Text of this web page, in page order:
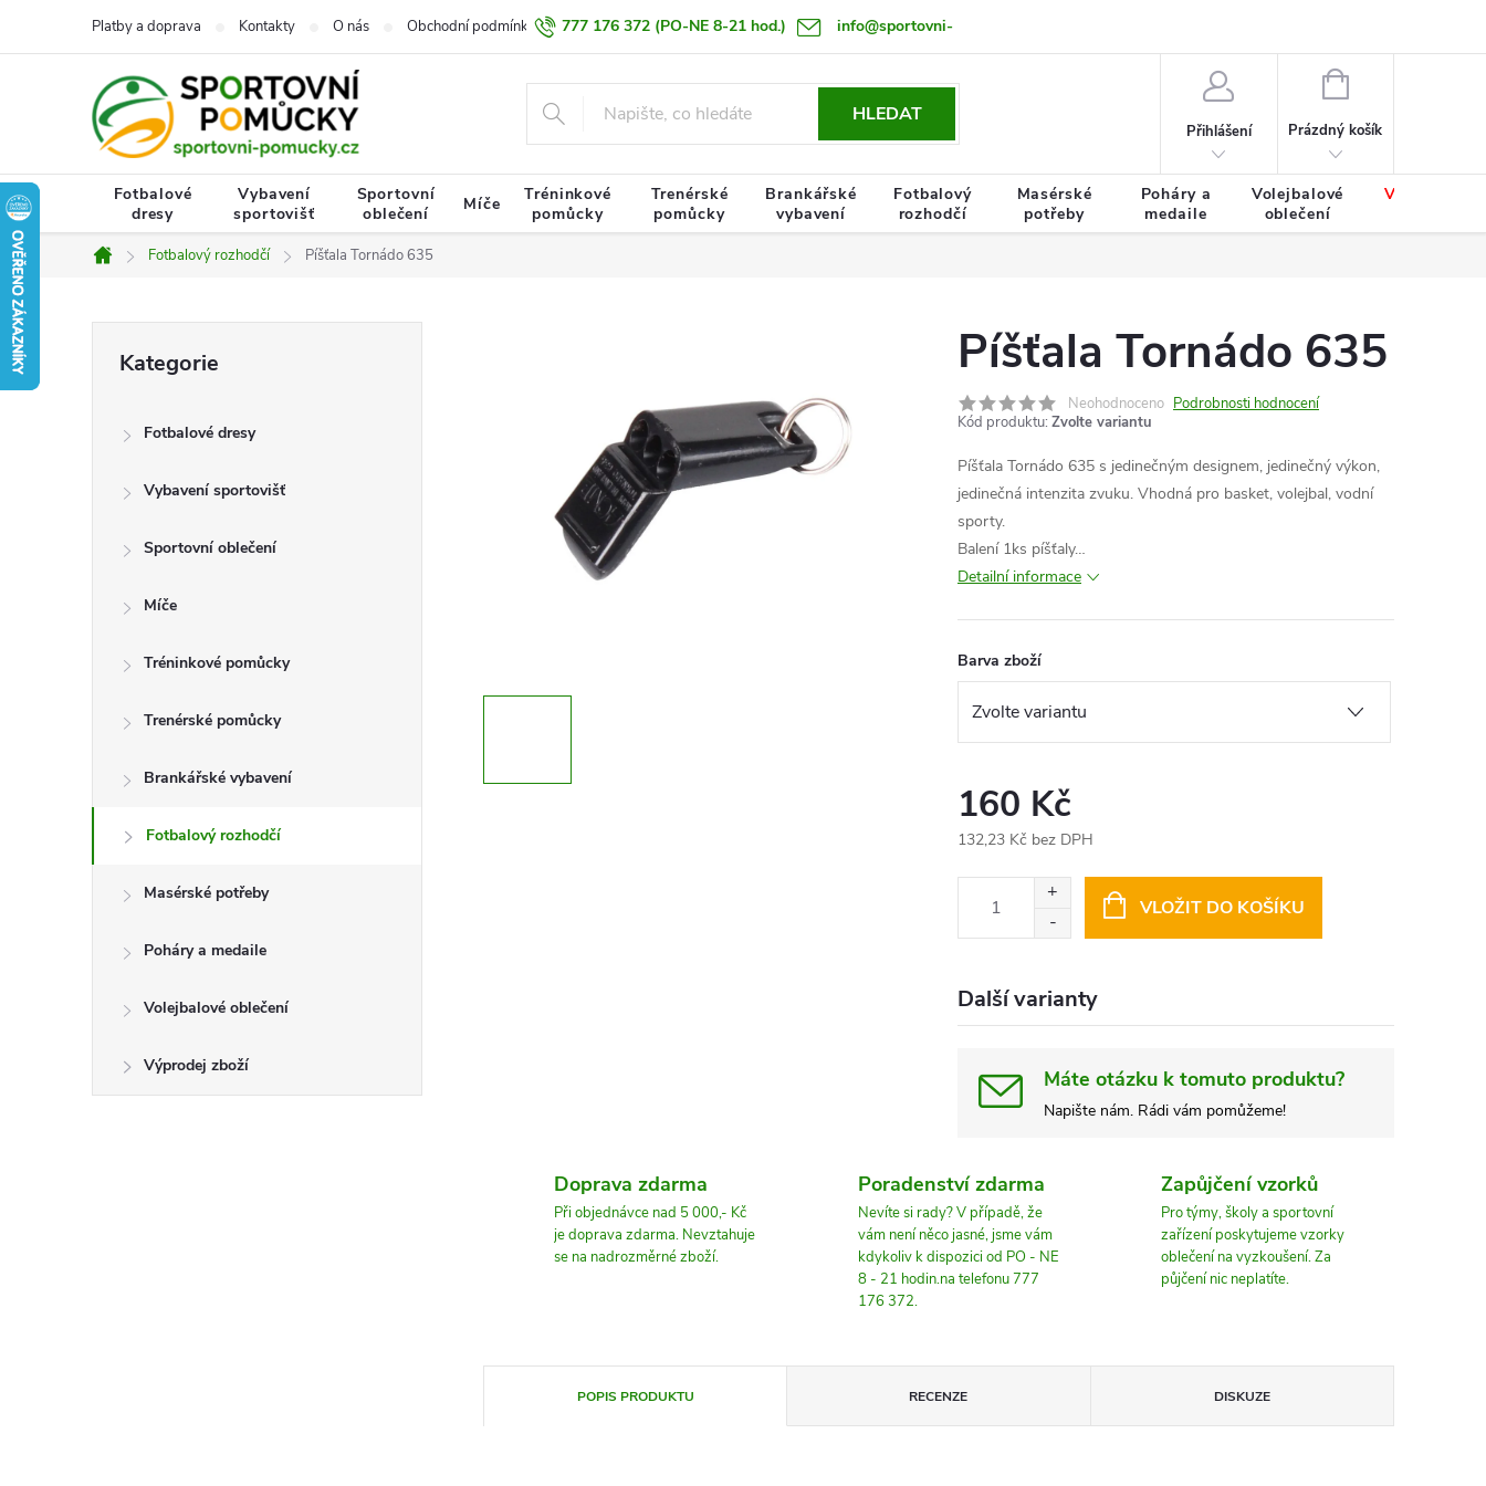
777 176 372 (PO-NE 8-21 hod.) info@sportovni-
pomucky.cz
Platby a doprava Kontakty O nás Obchodní podmínky Zásady zpracování osobních údajů Termín doručení zboží
HLEDAT
Přihlášení
NÁKUPNÍ
Prázdný košík
Fotbalové
dresy
Vybavení
sportovišť
Sportovní
oblečení
Míče
Tréninkové
pomůcky
Trenérské
pomůcky
Brankářské
vybavení
Fotbalový
rozhodčí
Masérské
potřeby
Poháry a
medaile
Volejbalové
oblečení
Výprodej
Domů
Fotbalový rozhodčí Píšťala Tornádo 635
kategorie
Kategorie
Fotbalové dresy
Vybavení sportovišť
Sportovní oblečení
Míče
Tréninkové pomůcky
Trenérské pomůcky
Brankářské vybavení
Fotbalový rozhodčí
Masérské potřeby
Poháry a medaile
Volejbalové oblečení
Výprodej zboží
Píšťala Tornádo 635
Neohodnoceno Podrobnosti hodnocení
Kód produktu: Zvolte variantu
Píšťala Tornádo 635 s jedinečným designem, jedinečný výkon,
jedinečná intenzita zvuku. Vhodná pro basket, volejbal, vodní
sporty.
Balení 1ks píšťaly…
Detailní informace
Barva zboží
160 Kč
132,23 Kč bez DPH
VLOŽIT DO KOŠÍKU
Další varianty
Máte otázku k tomuto produktu?
Napište nám. Rádi vám pomůžeme!
Doprava zdarma
Při objednávce nad 5 000,- Kč
je doprava zdarma. Nevztahuje
se na nadrozměrné zboží.
Poradenství zdarma
Nevíte si rady? V případě, že
vám není něco jasné, jsme vám
kdykoliv k dispozici od PO - NE
8 - 21 hodin.na telefonu 777
176 372.
Zapůjčení vzorků
Pro týmy, školy a sportovní
zařízení poskytujeme vzorky
oblečení na vyzkoušení. Za
půjčení nic neplatíte.
POPIS PRODUKTU RECENZE DISKUZE